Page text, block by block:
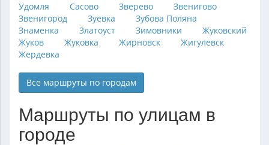
Удомля Сасово Зверево
Звенигово
Звенигород
Зуевка
Зубова Поляна
Знаменка
Златоуст Зимовники
Жуковский
Жуков
Жуковка Жирновск
Жигулевск
Жердевка
Все маршруты по городам
Маршруты по улицам в
городе